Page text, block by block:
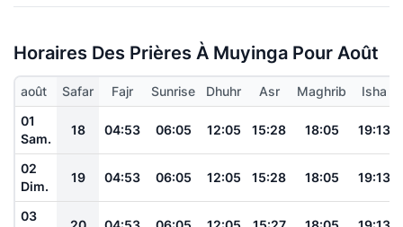
Horaires Des Prières À Muyinga Pour Août
août Safar Fajr Sunrise Dhuhr Asr Maghrib
Isha
01
Sam.
18 04:53 06:05 12:05 15:28 18:05 19:13
02
Dim.
19 04:53 06:05 12:05 15:28 18:05 19:13
03